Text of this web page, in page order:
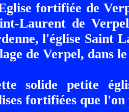
fortifiée de
Laurent de
l'église Saint
de Verpel, dans
solide petite
fortifiées que